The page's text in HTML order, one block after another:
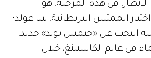
في هذه المرحلة، هو
الممثلين البريطانية، نينا غولد؛
البحث عن «جيمس بوند» جديد،
في عالم الكاستينغ، خلال